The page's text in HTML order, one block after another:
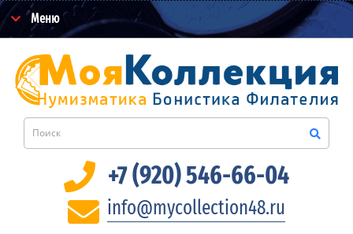
Меню
+7 (920) 546-66-04
info@mycollection48.ru